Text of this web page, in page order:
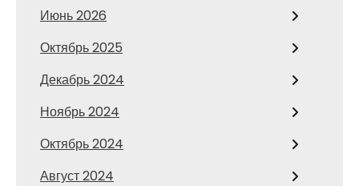
Июнь 2026
Октябрь 2025
Декабрь 2024
Ноябрь 2024
Октябрь 2024
Август 2024